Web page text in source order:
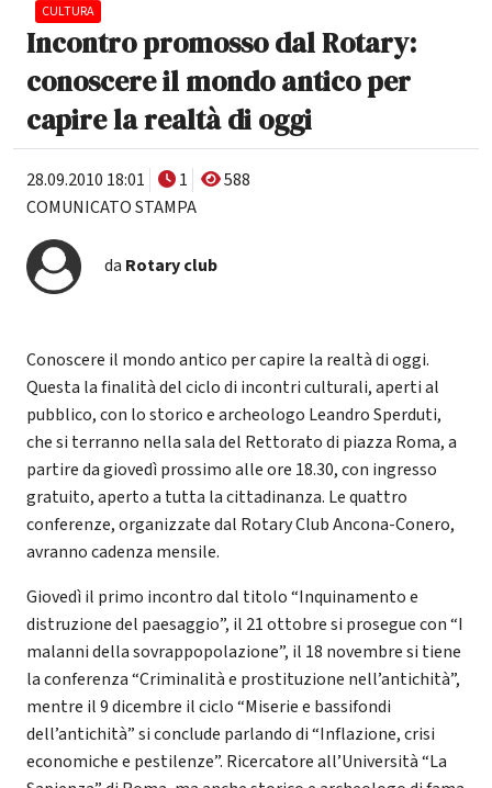
CULTURA
Incontro promosso dal Rotary:
conoscere il mondo antico per
capire la realtà di oggi
28.09.2010 18:01 1
588
COMUNICATO STAMPA
da Rotary club
Conoscere il mondo antico per capire la realtà di oggi.
Questa la finalità del ciclo di incontri culturali, aperti al
pubblico, con lo storico e archeologo Leandro Sperduti,
che si terranno nella sala del Rettorato di piazza Roma, a
partire da giovedì prossimo alle ore 18.30, con ingresso
gratuito, aperto a tutta la cittadinanza. Le quattro
conferenze, organizzate dal Rotary Club Ancona-Conero,
avranno cadenza mensile.
Giovedì il primo incontro dal titolo “Inquinamento e
distruzione del paesaggio”, il 21 ottobre si prosegue con “I
malanni della sovrappopolazione”, il 18 novembre si tiene
la conferenza “Criminalità e prostituzione nell’antichità”,
mentre il 9 dicembre il ciclo “Miserie e bassifondi
dell’antichità” si conclude parlando di “Inflazione, crisi
economiche e pestilenze”. Ricercatore all’Università “La